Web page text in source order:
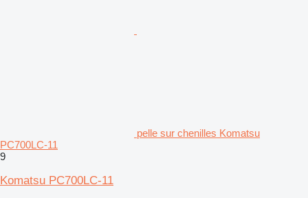
pelle sur chenilles Komatsu
PC700LC-11
9
Komatsu PC700LC-11